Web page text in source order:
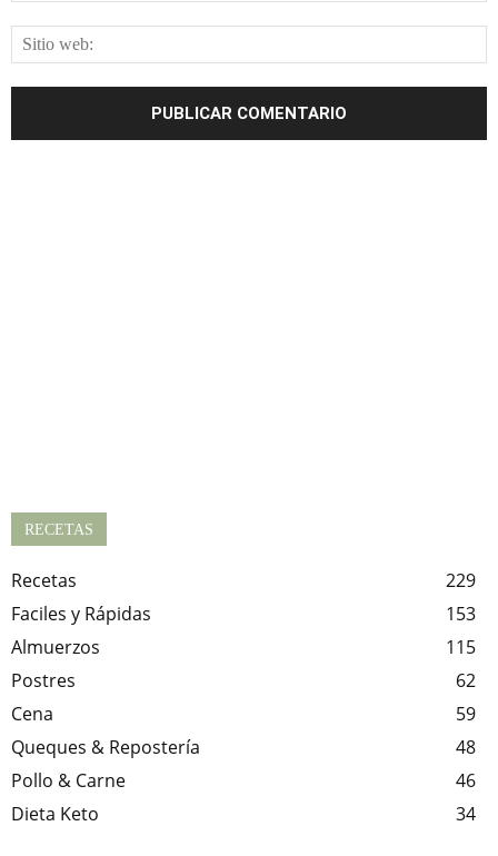
RECETAS
Recetas
229
Faciles y Rápidas
153
Almuerzos
115
Postres
62
Cena
59
Queques & Repostería
48
Pollo & Carne
46
Dieta Keto
34